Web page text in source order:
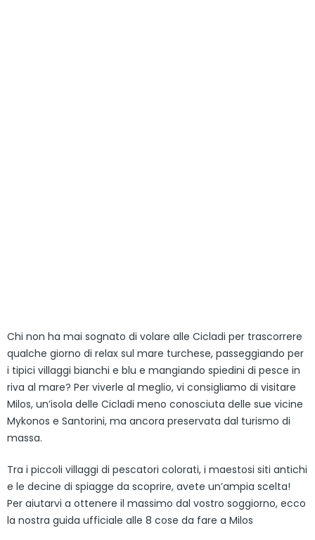
Chi non ha mai sognato di volare alle Cicladi per trascorrere
qualche giorno di relax sul mare turchese, passeggiando per
i tipici villaggi bianchi e blu e mangiando spiedini di pesce in
riva al mare? Per viverle al meglio, vi consigliamo di visitare
Milos, un’isola delle Cicladi meno conosciuta delle sue vicine
Mykonos e Santorini, ma ancora preservata dal turismo di
massa.
Tra i piccoli villaggi di pescatori colorati, i maestosi siti antichi
e le decine di spiagge da scoprire, avete un’ampia scelta!
Per aiutarvi a ottenere il massimo dal vostro soggiorno, ecco
la nostra guida ufficiale alle 8 cose da fare a Milos